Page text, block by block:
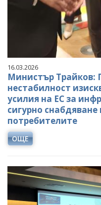
16.03.2026
Министър Трайков:
нестабилност
усилия на ЕС за
сигурно
потребителите
ОЩЕ